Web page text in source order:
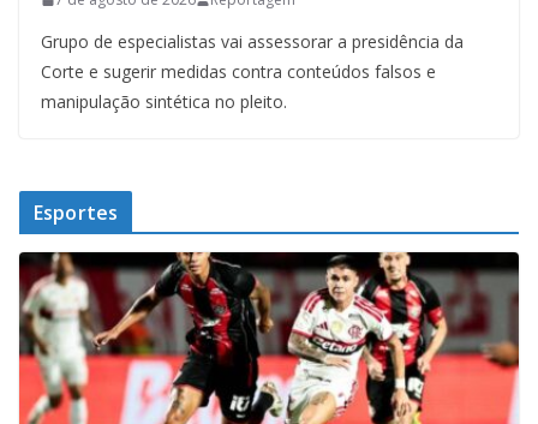
Grupo de especialistas vai assessorar a presidência da
Corte e sugerir medidas contra conteúdos falsos e
manipulação sintética no pleito.
Esportes